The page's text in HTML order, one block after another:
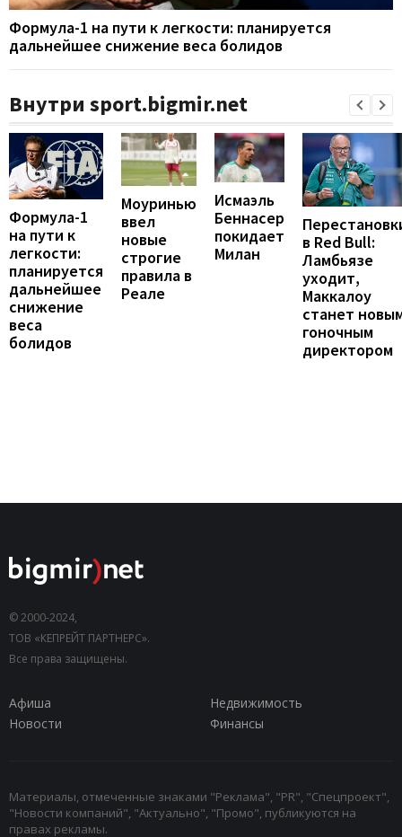
Формула-1 на пути к легкости: планируется
дальнейшее снижение веса болидов
Внутри sport.bigmir.net
Формула-1
на пути к
легкости:
планируется
дальнейшее
снижение
веса
болидов
Моуринью
ввел
новые
строгие
правила в
Реале
Исмаэль
Беннасер
покидает
Милан
в Red Bull:
Ламбьязе
уходит,
Маккалоу
станет
гоночным
директором
© 2000-2024,
ТОВ «КЕПРЕЙТ ПАРТНЕРС».
Все права защищены.
Афиша
Недвижимость
Новости
Финансы
Материалы, отмеченные знаками "Реклама", "PR", "Спецпроект",
"Новости компаний", "Актуально", "Промо", публикуются на
правах рекламы.